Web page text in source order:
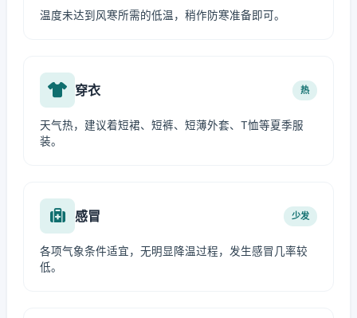
温度未达到风寒所需的低温，稍作防寒准备即可。
穿衣 热
天气热，建议着短裙、短裤、短薄外套、T恤等夏季服
装。
感冒 少发
各项气象条件适宜，无明显降温过程，发生感冒几率较
低。